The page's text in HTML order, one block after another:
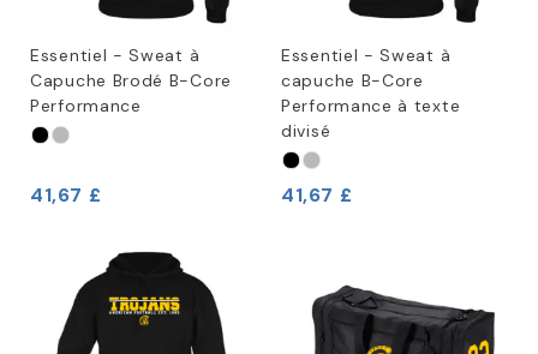
Essentiel - Sweat à
Capuche Brodé B-Core
Performance
41,67 £
Essentiel - Sweat à
capuche B-Core
Performance à texte
divisé
41,67 £